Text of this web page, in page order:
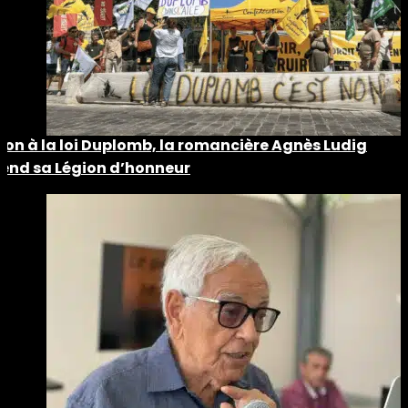
à la loi Duplomb, la romancière Agnès Ludig
sa Légion d’honneur